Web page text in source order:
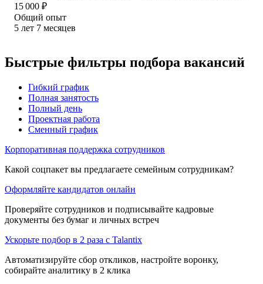
15 000 ₽
Общий опыт
5 лет 7 месяцев
Быстрые фильтры подбора вакансий
Гибкий график
Полная занятость
Полный день
Проектная работа
Сменный график
Корпоративная поддержка сотрудников
Какой соцпакет вы предлагаете семейным сотрудникам?
Оформляйте кандидатов онлайн
Проверяйте сотрудников и подписывайте кадровые
документы без бумаг и личных встреч
Ускорьте подбор в 2 раза с Talantix
Автоматизируйте сбор откликов, настройте воронку,
собирайте аналитику в 2 клика